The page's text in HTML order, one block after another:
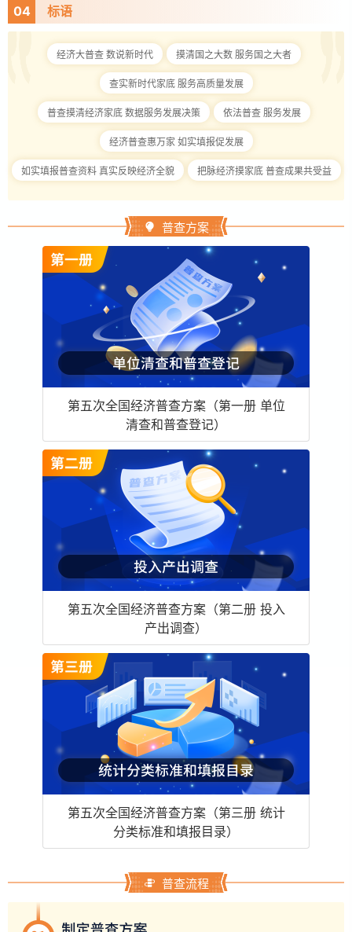
04 标语
经济大普查 数说新时代 摸清国之大数 服务国之大者
查实新时代家底 服务高质量发展
普查摸清经济家底 数据服务发展决策 依法普查 服务发展
经济普查惠万家 如实填报促发展
如实填报普查资料 真实反映经济全貌 把脉经济摸家底 普查成果共受益
普查方案
第五次全国经济普查方案（第一册 单位
清查和普查登记）
第五次全国经济普查方案（第二册 投入
产出调查）
第五次全国经济普查方案（第三册 统计
分类标准和填报目录）
普查流程